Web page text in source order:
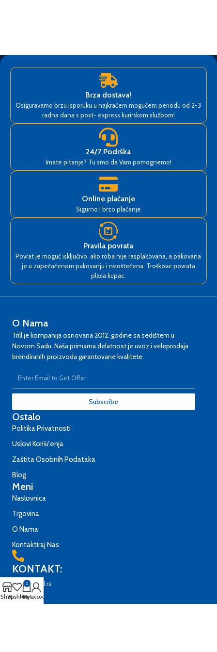
Brza dostava!
Osiguravamo brzu isporuku u najkraćem mogućem periodu od 2-3
radna dana s post- express kurirskom službom!
24/7 Podrška
Imate pitanje? Tu smo da Vam pomognemo!
Online plaćanje
Sigurno i brzo plaćanje
Pravila povrata
Povrat je moguć isključivo, ako roba nije rasplakovana, a pakovana
je u zapečaćenom pakovanju i neoštećena. Troškove povrata
plaća kupac.
O Nama
Trill je kompanija osnovana 2012. godine sa sedištem u
Novom Sadu. Naša primarna delatnost je uvoz i veleprodaja
brendiranih proizvoda garantovane kvalitete.
Subscribe
Ostalo
Politika Privatnosti
Uslovi Korišćenja
Zaštita Osobnih Podataka
Blog
Meni
Naslovnica
Trgovina
O Nama
Kontaktiraj Nas
KONTAKT:
office@trilll.rs
Adresa
ShopWishlist
0
Cart
My account